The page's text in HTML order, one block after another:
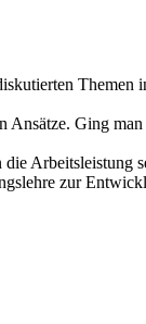
Themen
Ansätze. Ging
zur